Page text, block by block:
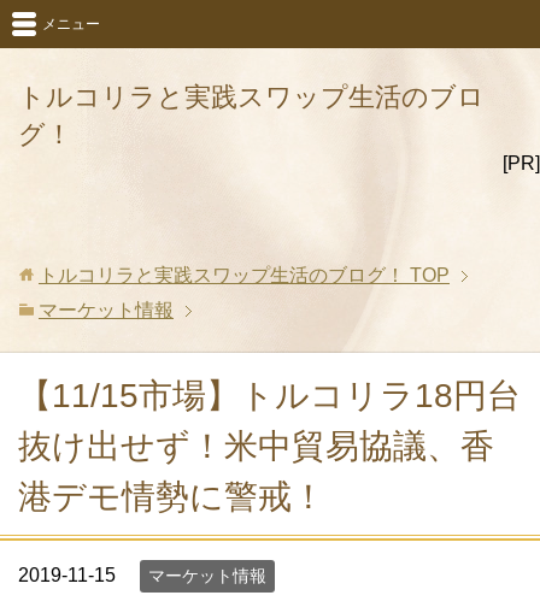
トルコリラと実践スワップ生活のブロ
グ！
[PR]
メニュー
トルコリラと実践スワップ生活のブログ！
TOP
マーケット情報
【11/15市場】トルコリラ18円台
抜け出せず！米中貿易協議、香
港デモ情勢に警戒！
2019-11-15 マーケット情報